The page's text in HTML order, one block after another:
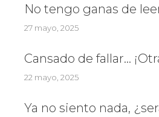
No tengo ganas de
27 mayo, 2025
Cansado de fallar…
22 mayo, 2025
Ya no siento nada,